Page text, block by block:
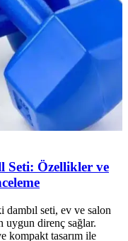
Seti: Özellikler ve
seti, ev ve salon
uygun direnç sağlar.
kompakt tasarım ile